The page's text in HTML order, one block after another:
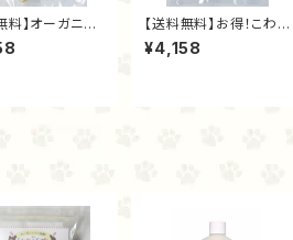
料】オーガニッ
イプ（フリーズド
）
【送料無料】お得！こわ
れオーガニック麹トライ
プ
¥4,158